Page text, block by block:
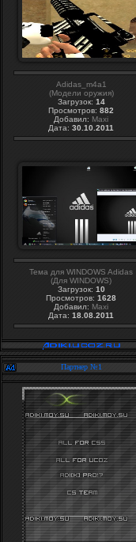
Adidas_m4a1
(Модели оружия)
Загрузок: 14
Просмотров: 882
Добавил: Maxi
Дата: 30.10.2011
Тема для WINDOWS Adidas
(Для WINDOWS)
Загрузок: 10
Просмотров: 1628
Добавил: Maxi
Дата: 18.08.2011
Партнер №1